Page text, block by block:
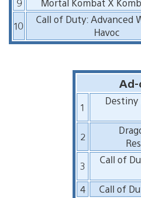
10
Call of Duty: Advanced
Havoc
Ad-
1
Destiny
2
3
Call of
4
Call of